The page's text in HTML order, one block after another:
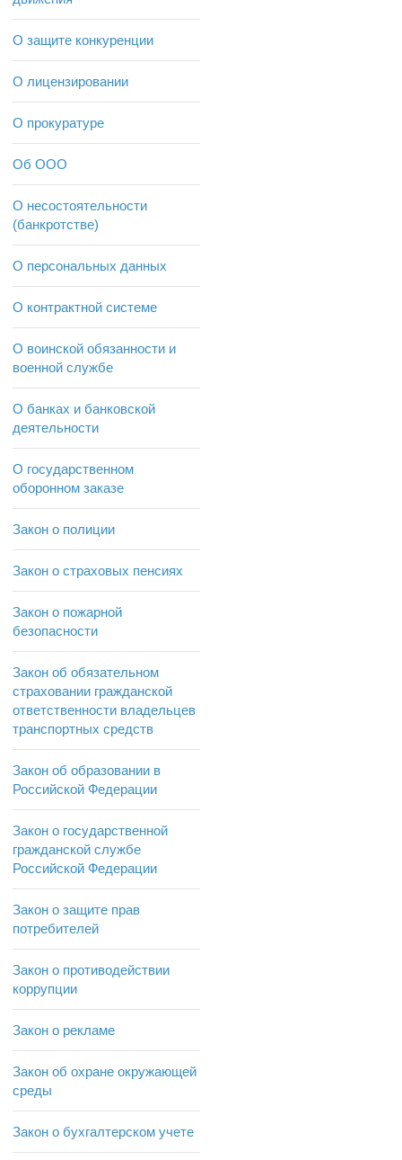
О защите конкуренции
О лицензировании
О прокуратуре
Об ООО
О несостоятельности
(банкротстве)
О персональных данных
О контрактной системе
О воинской обязанности и
военной службе
О банках и банковской
деятельности
О государственном
оборонном заказе
Закон о полиции
Закон о страховых пенсиях
Закон о пожарной
безопасности
Закон об обязательном
страховании гражданской
ответственности владельцев
транспортных средств
Закон об образовании в
Российской Федерации
Закон о государственной
гражданской службе
Российской Федерации
Закон о защите прав
потребителей
Закон о противодействии
коррупции
Закон о рекламе
Закон об охране окружающей
среды
Закон о бухгалтерском учете